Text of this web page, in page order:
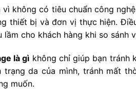
không có tiêu chuẩn công
thiết bị và đơn vị thực hiện.
cho khách hàng khi so sánh
là gì không chỉ giúp bạn tránh
da của mình, tránh mất
muốn.